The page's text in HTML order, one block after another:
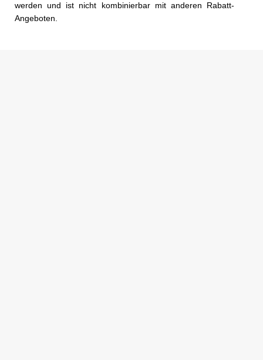
werden und ist nicht kombinierbar mit anderen Rabatt-
Angeboten.